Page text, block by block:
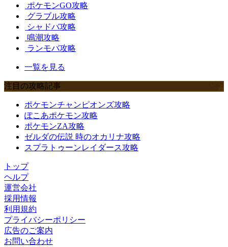
ポケモンGO攻略
グラブル攻略
シャドバ攻略
鳴潮攻略
ランモバ攻略
一覧を見る
注目の攻略記事
ポケモンチャンピオンズ攻略
ぽこあポケモン攻略
ポケモンZA攻略
ゼルダの伝説 時のオカリナ攻略
スプラトゥーンレイダース攻略
トップ
ヘルプ
運営会社
採用情報
利用規約
プライバシーポリシー
広告のご案内
お問い合わせ